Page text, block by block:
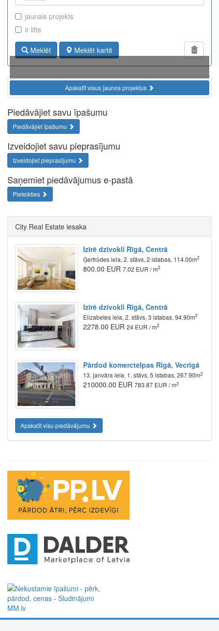
jaunais projekts
ir lifts
Meklēt Meklēt kartē
Apskatīt visus jaunos projektus
Piedāvājiet savu īpašumu
Piedāvājiet īpašumu
Izveidojiet savu pieprasījumu
Izveidojiet pieprasījumu
Saņemiet piedāvājumus e-pastā
Pieteikties
City Real Estate iesaka
Izīrē dzīvokli Rīgā, Centrā
Ģertrūdes iela, 2. stāvs, 2 istabas, 114.00m2
800.00 EUR 7.02 EUR / m2
Izīrē dzīvokli Rīgā, Centrā
Elizabetes iela, 2. stāvs, 3 istabas, 94.90m2
2278.00 EUR 24 EUR / m2
Pārdod komerctelpas Rīgā, Vecrīgā
13. janvāra iela, 1. stāvs, 5 istabas, 267.90m2
210000.00 EUR 783.87 EUR / m2
Apskatīt visu piedāvājumu